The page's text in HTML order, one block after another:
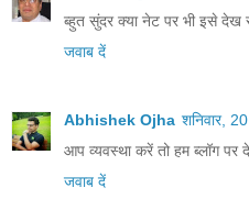
ब्हुत सुंदर क्या नेट पर भी इसे देख
जवाब दें
Abhishek Ojha शनिवार,
आप व्यवस्था करें तो हम ब्लॉग
जवाब दें